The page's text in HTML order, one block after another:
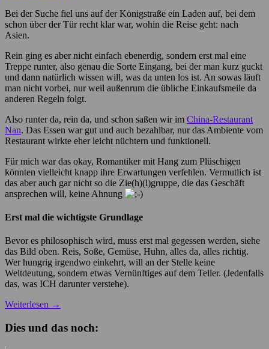
Bei der Suche fiel uns auf der Königstraße ein Laden auf, bei dem
schon über der Tür recht klar war, wohin die Reise geht: nach
Asien.
Rein ging es aber nicht einfach ebenerdig, sondern erst mal eine
Treppe runter, also genau die Sorte Eingang, bei der man kurz guckt
und dann natürlich wissen will, was da unten los ist. An sowas läuft
man nicht vorbei, nur weil außenrum die übliche Einkaufsmeile da
anderen Regeln folgt.
Also runter da, rein da, und schon saßen wir im China-Restaurant
Nan. Das Essen war gut und auch bezahlbar, nur das Ambiente vom
Restaurant wirkte eher leicht nüchtern und funktionell.
Für mich war das okay, Romantiker mit Hang zum Plüschigen
könnten vielleicht knapp ihre Erwartungen verfehlen. Vermutlich ist
das aber auch gar nicht so die Zie(h)(l)gruppe, die das Geschäft
ansprechen will, keine Ahnung
Erst mal die wichtigste Grundlage
Bevor es philosophisch wird, muss erst mal gegessen werden, siehe
das Bild oben. Reis, Soße, Gemüse, Huhn, alles da, alles richtig.
Wer hungrig irgendwo einkehrt, will an der Stelle keine
Weltdeutung, sondern etwas Vernünftiges auf dem Teller. (Jedenfalls
das, was ICH darunter verstehe).
Weiterlesen →
Dies und das noch: